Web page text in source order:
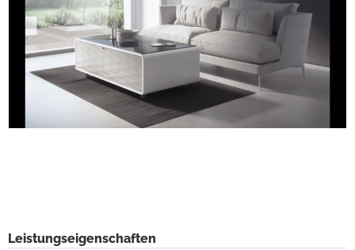
Leistungseigenschaften